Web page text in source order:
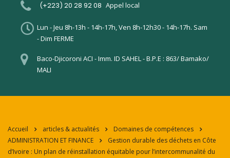
(+223) 20 28 92 08 Appel local
Lun - Jeu 8h-13h - 14h-17h, Ven 8h-12h30 - 14h-17h. Sam
- Dim FERME
Baco-Djicoroni ACI - Imm. ID SAHEL - B.P.E : 863/ Bamako/
MALI
Accueil articles & actualités
Domaines de compétences
ADMINISTRATION ET FINANCE
Gestion durable des déchets en Côte
d’Ivoire : Un plan de réinstallation équitable pour l’intercommunalité du